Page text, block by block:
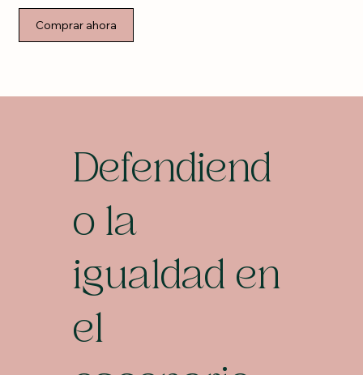
Comprar ahora
Defendiend
o la
igualdad en
el